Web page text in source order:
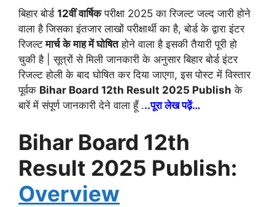
बिहार बोर्ड 12वीं वार्षिकपरीक्षा 2025 का रिजल्ट जल्द जारी होने
वाला है जिसका इंतजार लाखों परीक्षार्थी का है, बोर्ड के द्वारा इंटर
रिजल्टमार्च के माह में घोषितहोने वाला है इसकी तैयारी पूरी हो
चुकी है | सूत्रों से मिली जानकारी के अनुसार बिहार बोर्ड इंटर
रिजल्ट होली के बाद घोषित कर दिया जाएगा, इस पोस्ट में विस्तार
पूर्वक Bihar Board 12th Result 2025 Publish के
बारें में संपूर्ण जानकारी देने वाला हूँ ...पूरा लेख पढ़ें…
Bihar Board 12th
Result 2025 Publish:
Overview